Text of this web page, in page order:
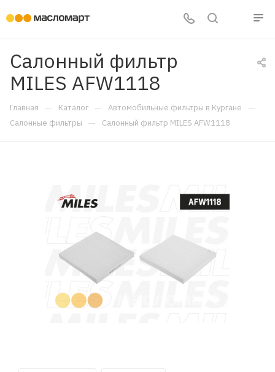
Салонный фильтр
MILES AFW1118
Главная — Каталог — Автомобильные фильтры в Кургане —
Салонные фильтры — Салонный фильтр MILES AFW1118